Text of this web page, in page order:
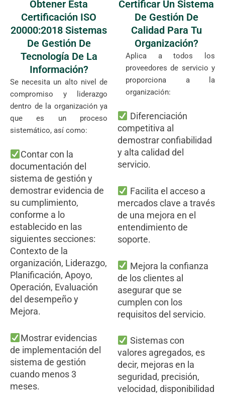
Obtener Esta
Certificación ISO
20000:2018 Sistemas
De Gestión De
Tecnología De La
Información?
Se necesita un alto nivel de
compromiso y liderazgo
dentro de la organización ya
que es un proceso
sistemático, así como:
Contar con la
documentación del
sistema de gestión y
demostrar evidencia de
su cumplimiento,
conforme a lo
establecido en las
siguientes secciones:
Contexto de la
organización, Liderazgo,
Planificación, Apoyo,
Operación, Evaluación
del desempeño y
Mejora.
Mostrar evidencias
de implementación del
sistema de gestión
cuando menos 3
meses.
Certificar Un Sistema
De Gestión De
Calidad Para Tu
Organización?
Aplica a todos los
proveedores de servicio y
proporciona a la
organización:
Diferenciación
competitiva al
demostrar confiabilidad
y alta calidad del
servicio.
Facilita el acceso a
mercados clave a través
de una mejora en el
entendimiento de
soporte.
Mejora la confianza
de los clientes al
asegurar que se
cumplen con los
requisitos del servicio.
Sistemas con
valores agregados, es
decir, mejoras en la
seguridad, precisión,
velocidad, disponibilidad